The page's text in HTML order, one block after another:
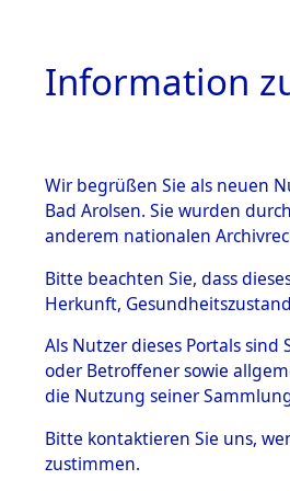
BESTÄNDE
Inhaftierungsdoku
mente
5. Verschiedenes
Todesmärsche
5.3.1 Alliierte
Information
Wir begrüßen Sie als neuen
Bad Arolsen. Sie wurden
anderem nationalen
Bitte beachten Sie, dass
Herkunft,
Als Nutzer dieses Portals
oder Betroffener sowie
die Nutzung seiner
Bitte kontaktieren Sie uns,
zustimmen.